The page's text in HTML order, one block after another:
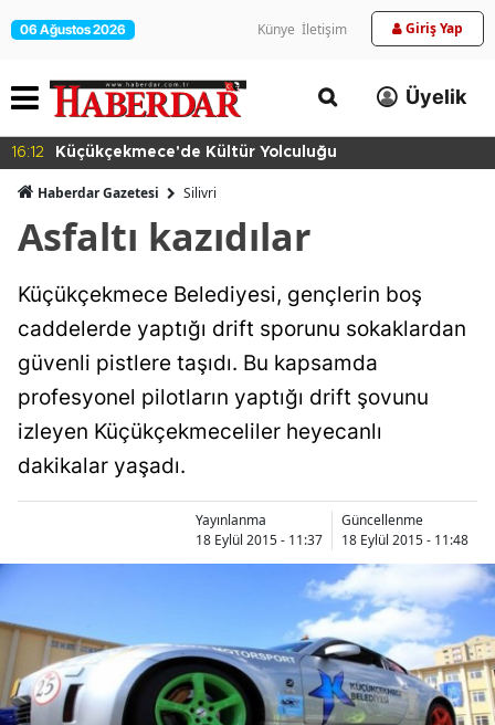
06 Ağustos 2026 Künye İletişim Giriş Yap
Üyelik
16:12 Küçükçekmece'de Kültür Yolculuğu
Haberdar Gazetesi Silivri
Asfaltı kazıdılar
Küçükçekmece Belediyesi, gençlerin boş
caddelerde yaptığı drift sporunu sokaklardan
güvenli pistlere taşıdı. Bu kapsamda
profesyonel pilotların yaptığı drift şovunu
izleyen Küçükçekmeceliler heyecanlı
dakikalar yaşadı.
Yayınlanma
18 Eylül 2015 - 11:37
Güncellenme
18 Eylül 2015 - 11:48